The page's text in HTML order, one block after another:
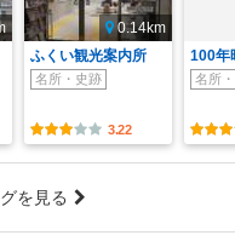
0.14km
ふくい観光案内所
名所・史跡
3.22
100年
名所
を見る